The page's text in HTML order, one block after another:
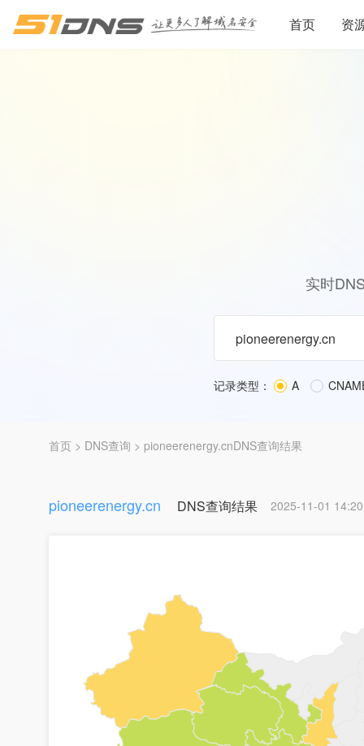
首页 资
实时
记录类型： A
首页 > DNS查询 > pioneerenergy.cnDNS查询结果
pioneerenergy.cn DNS查询结果 2025-11-01